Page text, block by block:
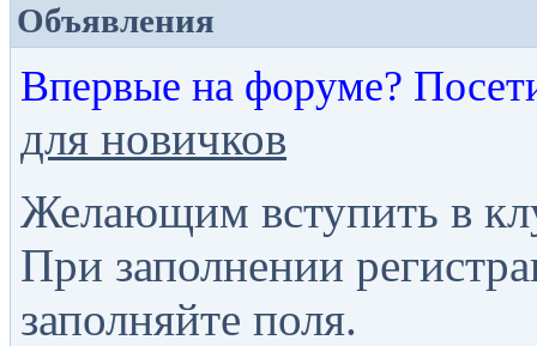
Объявления
Впервые на форуме?
для новичков
Желающим вступить в
При заполнении
заполняйте поля.